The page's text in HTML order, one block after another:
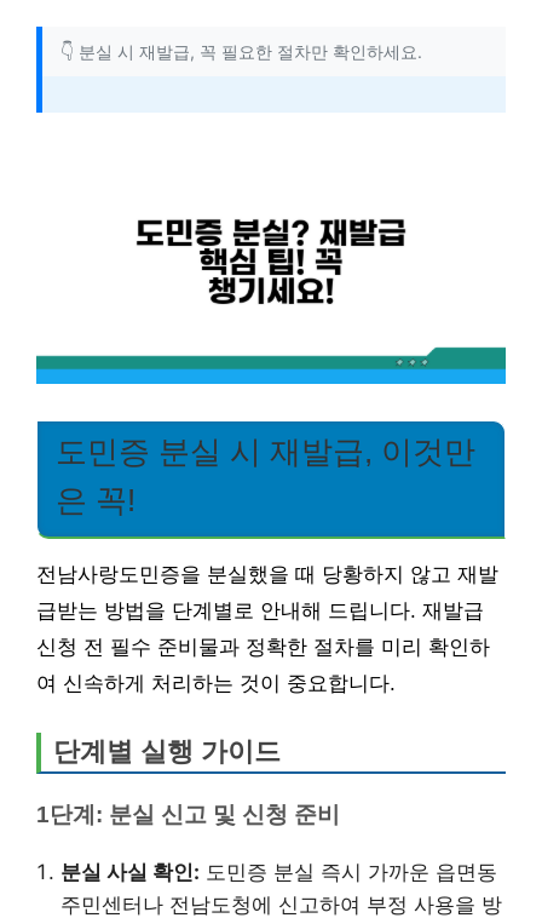
👇 분실 시 재발급, 꼭 필요한 절차만 확인하세요.
도민증 분실 시 재발급, 이것만
은 꼭!
전남사랑도민증을 분실했을 때 당황하지 않고 재발
급받는 방법을 단계별로 안내해 드립니다. 재발급
신청 전 필수 준비물과 정확한 절차를 미리 확인하
여 신속하게 처리하는 것이 중요합니다.
단계별 실행 가이드
1단계: 분실 신고 및 신청 준비
분실 사실 확인: 도민증 분실 즉시 가까운 읍면동
주민센터나 전남도청에 신고하여 부정 사용을 방